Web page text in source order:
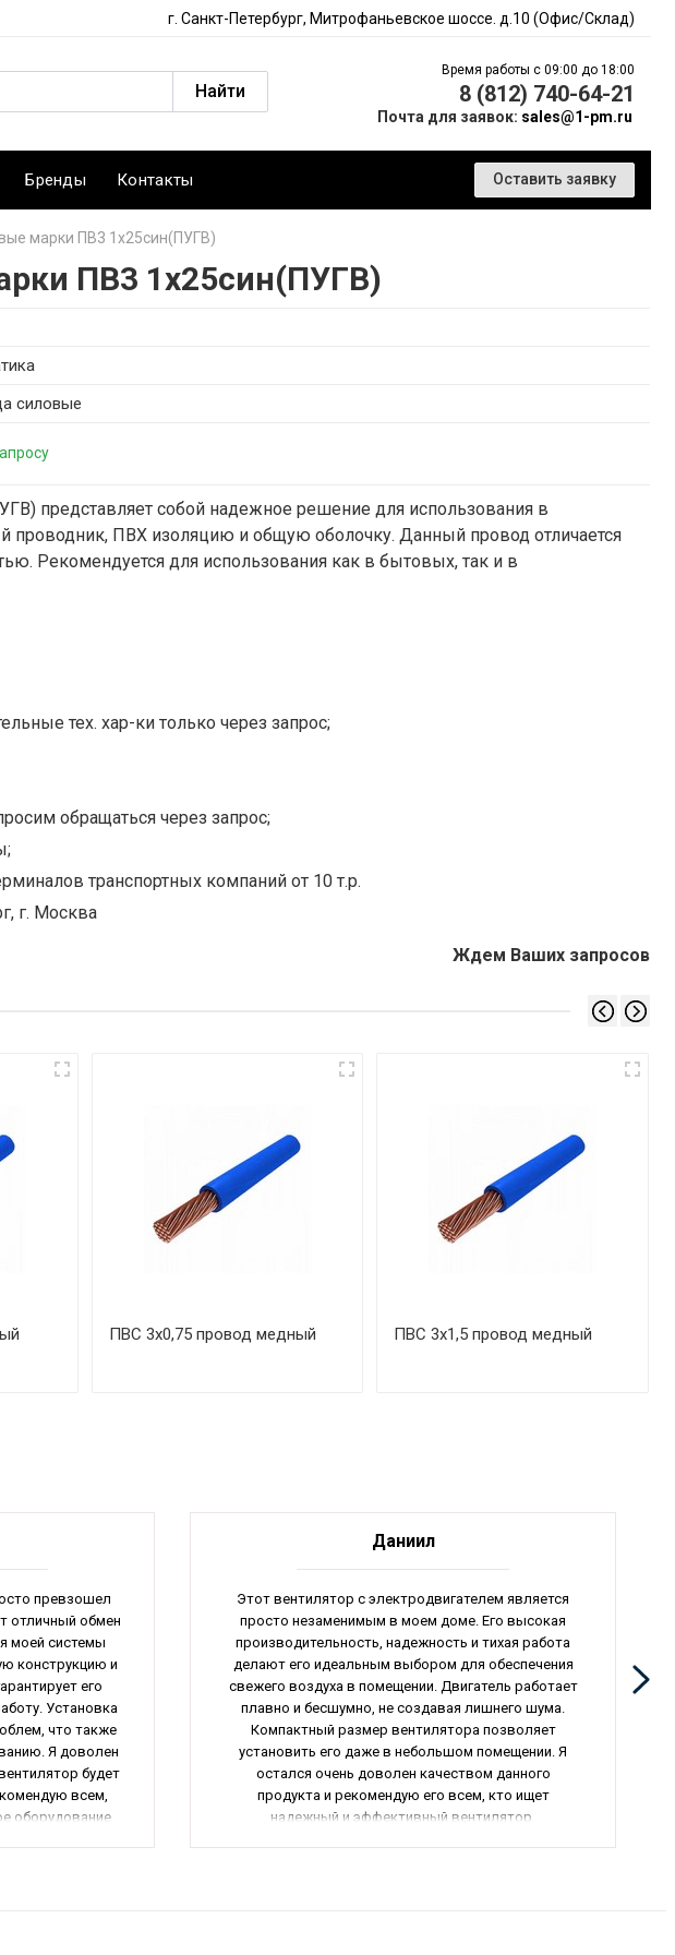
г. Санкт-Петербург, Митрофаньевское шоссе. д.10 (Офис/Склад)
Найти
Время работы с 09:00 до 18:00
8 (812) 740-64-21
Почта для заявок: sales@1-pm.ru
Бренды Контакты Оставить заявку
марки ПВ3 1х25син(ПУГВ)
ПВ3 1х25син(ПУГВ)
силовые
представляет собой надежное решение для использования в
проводник, ПВХ изоляцию и общую оболочку. Данный провод отличается
Рекомендуется для использования как в бытовых, так и в
тех. хар-ки только через запрос;
обращаться через запрос;
транспортных компаний от 10 т.р.
г. Москва
Ждем Ваших запросов
ПВС 3х0,75 провод медный ПВС 3х1,5 провод медный
превзошел
отличный обмен
моей системы
конструкцию и
его
Установка
что также
Я доволен
будет
всем,
оборудование
Даниил
Этот вентилятор с электродвигателем является
просто незаменимым в моем доме. Его высокая
производительность, надежность и тихая работа
делают его идеальным выбором для обеспечения
свежего воздуха в помещении. Двигатель работает
плавно и бесшумно, не создавая лишнего шума.
Компактный размер вентилятора позволяет
установить его даже в небольшом помещении. Я
остался очень доволен качеством данного
продукта и рекомендую его всем, кто ищет
надежный и эффективный вентилятор.